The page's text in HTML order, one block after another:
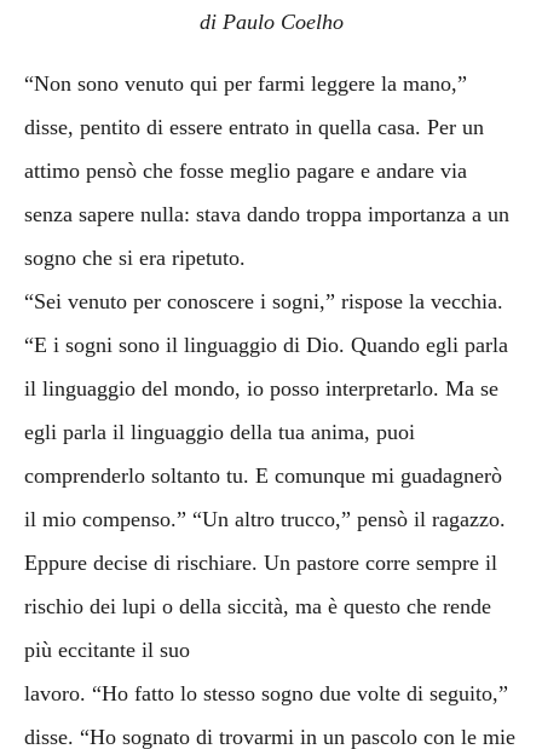
di Paulo Coelho
“Non sono venuto qui per farmi leggere la mano,”
disse, pentito di essere entrato in quella casa. Per un
attimo pensò che fosse meglio pagare e andare via
senza sapere nulla: stava dando troppa importanza a un
sogno che si era ripetuto.
“Sei venuto per conoscere i sogni,” rispose la vecchia.
“E i sogni sono il linguaggio di Dio. Quando egli parla
il linguaggio del mondo, io posso interpretarlo. Ma se
egli parla il linguaggio della tua anima, puoi
comprenderlo soltanto tu. E comunque mi guadagnerò
il mio compenso.” “Un altro trucco,” pensò il ragazzo.
Eppure decise di rischiare. Un pastore corre sempre il
rischio dei lupi o della siccità, ma è questo che rende
più eccitante il suo
lavoro. “Ho fatto lo stesso sogno due volte di seguito,”
disse. “Ho sognato di trovarmi in un pascolo con le mie